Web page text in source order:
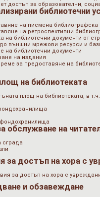
достъп за образователни,
библиотечни
на писмена
на ретроспективни
на библиотечни документи от
външни мрежови ресурси и
на библиотечни документи
на издания
за предоставяне на
на библиотеката
площ на библиотеката, в
обслужване на
сграда
за достъп на хора с
за достъп на хора с
и обзавеждане